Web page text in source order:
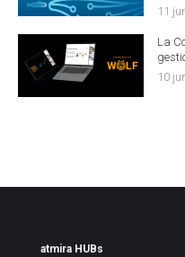
11
La
10
atmira HUBs